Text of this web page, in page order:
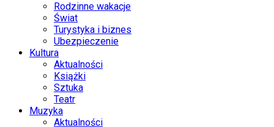
Rodzinne wakacje
Świat
Turystyka i biznes
Ubezpieczenie
Kultura
Aktualności
Książki
Sztuka
Teatr
Muzyka
Aktualności